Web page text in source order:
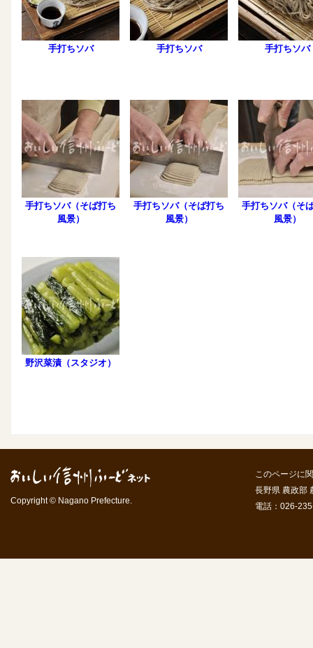
手打ちソバ 手打ちソバ 手打ちソバ
手打ちソバ（そば打ち
風景）
手打ちソバ（そば打ち
風景）
手打ちソバ（そ
風景）
野沢菜漬（スタジオ）
Copyright © Nagano Prefecture.
このページに
長野県 農政部
電話：026-